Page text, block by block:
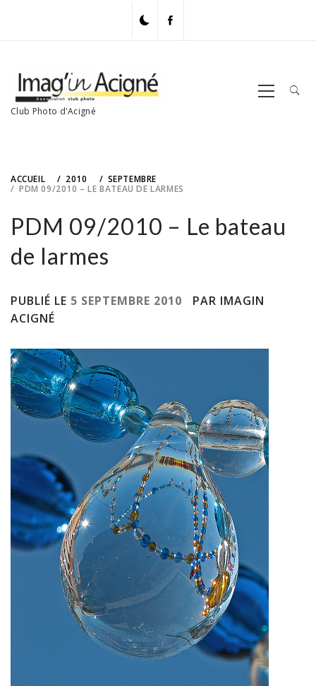
Club Photo d'Acigné
Primary
Menu
ACCUEIL 2010
SEPTEMBRE
PDM 09/2010 – LE BATEAU DE LARMES
PDM 09/2010 – Le bateau
de larmes
PUBLIÉ LE 5 SEPTEMBRE 2010
PAR IMAGIN
ACIGNÉ